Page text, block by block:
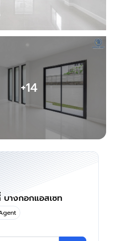
+14
บางกอกแอสเซท